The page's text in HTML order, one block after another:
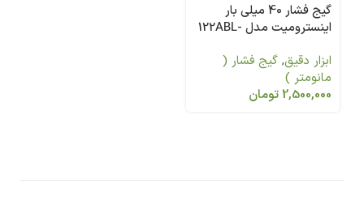
گیج فشار 40 میلی بار
اینسترومیت مدل 122ABL-
ابزار دقیق, گیج فشار (
مانومتر )
2,500,000تومان